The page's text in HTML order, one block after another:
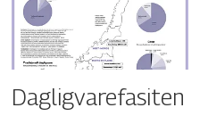
Dagligvarefasiten